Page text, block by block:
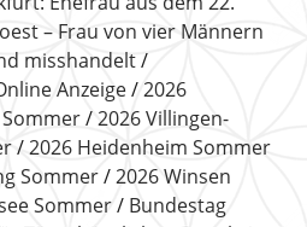
– Frau von vier Männern
misshandelt
Anzeige
2026
2026 Villingen-
2026 Heidenheim Sommer
Sommer
2026 Winsen
Sommer
Bundestag